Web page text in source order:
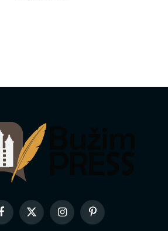
Facebook
X
(Twitter)
InstagramPinterest